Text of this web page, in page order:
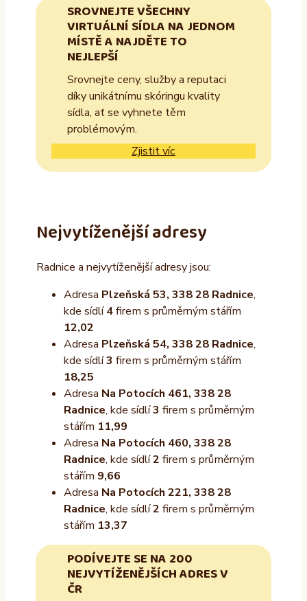
SROVNEJTE VŠECHNY
VIRTUÁLNÍ SÍDLA NA JEDNOM
MÍSTĚ A NAJDĚTE TO
NEJLEPŠÍ
Srovnejte ceny, služby a reputaci
díky unikátnímu skóringu kvality
sídla, ať se vyhnete těm
problémovým.
Zjistit víc
Nejvytíženější adresy
Radnice a nejvytíženější adresy jsou:
Adresa Plzeňská 53, 338 28 Radnice,
kde sídlí4firem s průměrným stářím
12,02
Adresa Plzeňská 54, 338 28 Radnice,
kde sídlí3 firem s průměrným stářím
18,25
Adresa Na Potocích 461, 338 28
Radnice, kde sídlí3 firem s průměrným
stářím 11,99
Adresa Na Potocích 460, 338 28
Radnice, kde sídlí2 firem s průměrným
stářím 9,66
Adresa Na Potocích 221, 338 28
Radnice, kde sídlí2 firem s průměrným
stářím 13,37
PODÍVEJTE SE NA 200
NEJVYTÍŽENĚJŠÍCH ADRES V
ČR